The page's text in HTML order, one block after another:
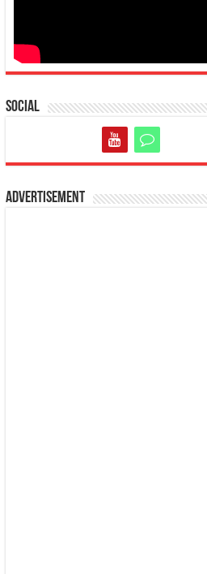
Social
Advertisement